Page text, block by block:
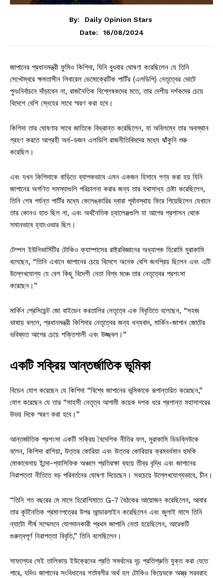
By:
Daily Opinion Stars
Date:
16/08/2024
জাপানের প্রধানমন্ত্রী ফুমিও কিশিদা, যিনি বুধবার ঘোষণা করেছিলেন যে তিনি
সেপ্টেম্বরে ক্ষমতাসীন লিবারেল ডেমোক্রেটিক পার্টির (এলডিপি) নেতৃত্বের ভোটে
পুনঃনির্বাচনে দাঁড়াবেন না, রাজনৈতিক বিশ্লেষকদের মতে, তার দেশীয় দর্শকদের চেয়ে
বিদেশে বেশি স্নেহের সাথে স্মরণ করা হবে।
কিশিদা তার ঘোষণার সাথে জাতিকে বিভ্রান্ত করেছিলেন, যা অবিলম্বে তার অবস্থান
গ্রহণ করতে আগ্রহী অর্ধ-ডজন এলডিপি রাজনীতিবিদদের মধ্যে ঝাঁকুনি শুরু
করেছিল।
এবং যখন কিশিদাকে বাড়িতে ব্যাপকভাবে এমন একজন হিসাবে গণ্য করা হয় যিনি
জাপানের অগণিত সমস্যাগুলি পরিচালনা করার জন্য তার যথাসাধ্য চেষ্টা করেছিলেন,
তিনি শেষ পর্যন্ত পার্টির মধ্যে কেলেঙ্কারির দ্বারা পূর্বাবস্থায় ফিরে গিয়েছিলেন যেখানে
তার কোনও হাত ছিল না, এবং অর্থনৈতিক চ্যালেঞ্জগুলি যা আগের প্রশাসন থেকে
সমানভাবে হ্যাংওভার ছিল।
টেম্পল ইউনিভার্সিটির টোকিও ক্যাম্পাসের রাষ্ট্রবিজ্ঞানের অধ্যাপক হিরোমি মুরাকামি
বলেছেন, “তিনি এখানে জাপানের চেয়ে বিদেশে অনেক বেশি জনপ্রিয় ছিলেন এবং এটি
উল্লেখযোগ্য যে বেশ কিছু বিদেশী নেতা বিশ্ব মঞ্চে তার নেতৃত্বের প্রশংসা
করেছেন।”
মার্কিন প্রেসিডেন্ট জো বাইডেন করতালির নেতৃত্বে এক বিবৃতিতে বলেছেন, “সহজ
ভাষায় বললে, প্রধানমন্ত্রী কিশিদার নেতৃত্বের জন্য ধন্যবাদ, মার্কিন-জাপান জোটের
ভবিষ্যত আগের চেয়ে শক্তিশালী এবং উজ্জ্বল।”
একটি সক্রিয় আন্তর্জাতিক ভূমিকা
বিডেন যোগ করেছেন যে কিশিদা “বিশ্বে জাপানের ভূমিকাকে রূপান্তরিত করেছেন,”
যোগ করেছেন যে তার “সাহসী নেতৃত্ব আগামী কয়েক দশক ধরে প্রশান্ত মহাসাগরের
উভয় দিকে স্মরণ করা হবে।”
আন্তর্জাতিক প্রশংসা একটি সক্রিয় বৈদেশিক নীতির ফল, মুরাকামি ডিডব্লিউকে
বলেন, কিশিদা রাশিয়া, উত্তর কোরিয়া এবং উত্তর কোরিয়ার ক্রমবর্ধমান হুমকি
মোকাবেলায় ইন্দো-প্যাসিফিক অঞ্চলে প্রতিরক্ষা ব্যয়ে তীব্র বৃদ্ধি এবং জাপানের
নিরাপত্তা নীতিতে বড় পরিবর্তনের ঘোষণা দিয়েছেন। সবচেয়ে উল্লেখযোগ্যভাবে, চীন।
“তিনি গত বছরের মে মাসে হিরোশিমাতে G-7 বৈঠকের আয়োজন করেছিলেন, আবার
তার কূটনৈতিক প্রমাণপত্রের উপর আন্ডারলাইন করেছিলেন এবং জুলাই মাসে তিনি
ন্যাটো শীর্ষ সম্মেলনে যোগদানকারী প্রথম জাপানি নেতা হয়েছিলেন, আরেকটি
গুরুত্বপূর্ণ নিরাপত্তা বিবৃতি,” তিনি বলেছিলেন।
সাফল্যের সেই তালিকায় ইউক্রেনের প্রতি সমর্থনের দৃঢ় প্রতিশ্রুতি যুক্ত করা যেতে
পারে, যদিও জাপানের সংবিধানের শর্তাবলীর অর্থ হল টোকিও কিয়েভকে অস্ত্র সরবরাহ